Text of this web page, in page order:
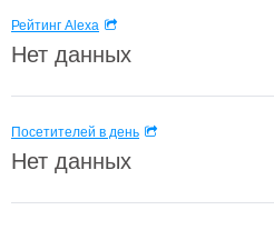
Рейтинг Alexa
Нет данных
Посетителей в день
Нет данных